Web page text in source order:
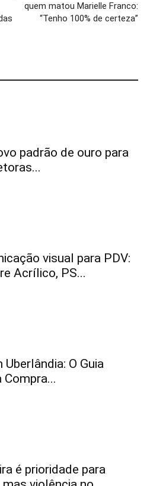
quem matou Marielle Franco:
“Tenho 100% de certeza”
padrão de ouro para
visual para PDV:
Acrílico, PS...
O Guia
Compra...
é prioridade para